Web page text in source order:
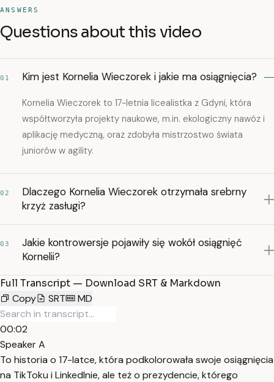
ANSWERS
Questions about this video
01 Kim jest Kornelia Wieczorek i jakie ma osiągnięcia?
Kornelia Wieczorek to 17-letnia licealistka z Gdyni, która
współtworzyła projekty naukowe, m.in. ekologiczny nawóz i
aplikację medyczną, oraz zdobyła mistrzostwo świata
juniorów w agility.
02
Dlaczego Kornelia Wieczorek otrzymała srebrny
krzyż zasługi?
03
Jakie kontrowersje pojawiły się wokół osiągnięć
Kornelii?
Full Transcript — Download SRT & Markdown
Copy
SRT MD
00:02
Speaker A
To historia o 17-latce, która podkolorowała swoje osiągnięcia
na TikToku i LinkedInie, ale też o prezydencie, którego